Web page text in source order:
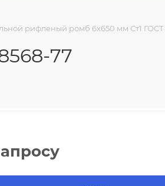
рифленый ромб 6х650 мм Ст1 ГОСТ
77